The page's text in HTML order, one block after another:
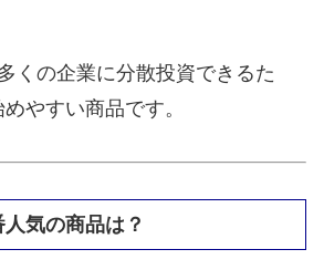
くの企業に分散投資できるた
やすい商品です。
気の商品は？